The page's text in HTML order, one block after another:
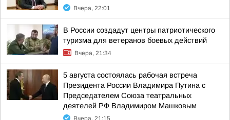
Вчера, 22:01
В России создадут центры патриотического
туризма для ветеранов боевых действий
Вчера, 21:34
5 августа состоялась рабочая встреча
Президента России Владимира Путина с
Председателем Союза театральных
деятелей РФ Владимиром Машковым
Вчера, 21:15